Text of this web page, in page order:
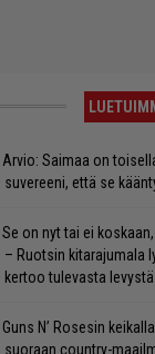
Arvio: Saimaa on
suvereeni, että se
Se on nyt tai ei
– Ruotsin kitarajumala
kertoo tulevasta levystä
Guns N’ Rosesin
suoraan country-